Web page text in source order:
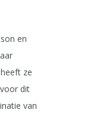
en
ze
dit
van